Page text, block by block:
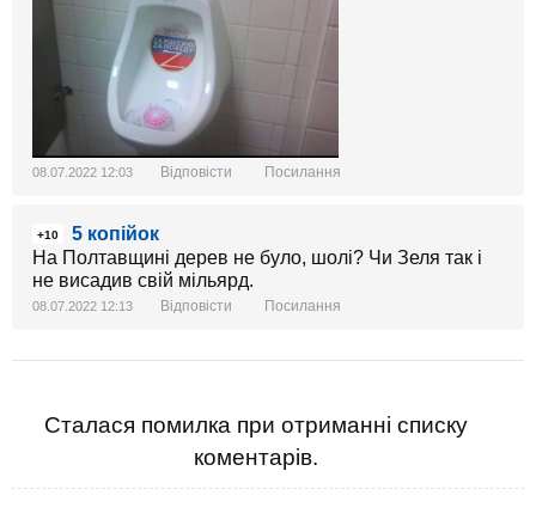
08.07.2022 12:03 Відповісти Посилання
+10
5 копійок
На Полтавщині дерев не було, шолі? Чи Зеля так і
не висадив свій мільярд.
08.07.2022 12:13 Відповісти Посилання
Сталася помилка при отриманні списку
коментарів.